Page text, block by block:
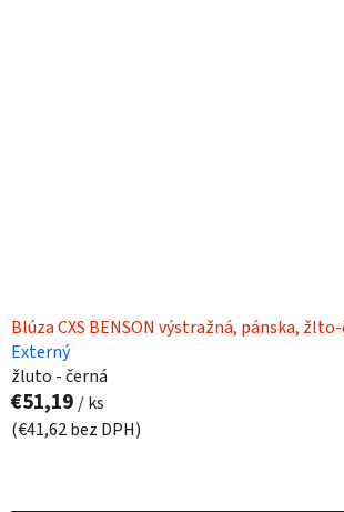
v
Blúza CXS BENSON výstražná, pánska,
Externý
žluto - černá
€51,19 / ks
(€41,62 bez DPH)